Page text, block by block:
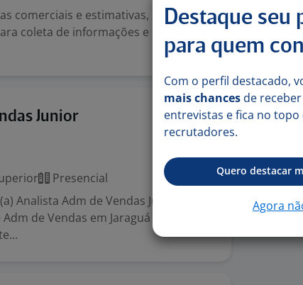
comerciais e estimativas, mantendo
coleta de informações e esclarecim
Junior 7 jul
Presencial
Analista Adm de Vendas Junior para
de Vendas em Jaraguá do Sul/SC.
Destaque seu
para quem
Com o perfil destacado,
mais chances de
entrevistas e fica no topo
recrutadores.
Quero destacar
Agora